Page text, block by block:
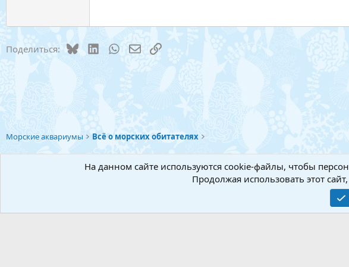
Times New Roman
Trebuchet MS
Поделиться: BlueskyLinkedInWhatsAppЭлектронная почта
Ссылка
Морские аквариумы Всё о морских обитателях
На данном сайте используются cookie-файлы, чтобы
Продолжая использовать этот